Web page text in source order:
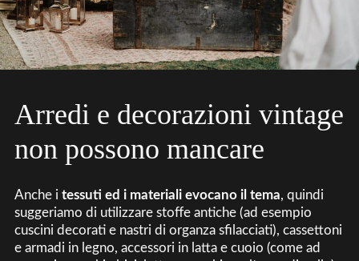
Arredi e decorazioni vintage
non possono mancare
Anche i tessuti ed i materiali evocano il tema, quindi
suggeriamo di utilizzare stoffe antiche (ad esempio
cuscini decorati e nastri di organza sfilacciati), cassettoni
e armadi in legno, accessori in latta e cuoio (come ad